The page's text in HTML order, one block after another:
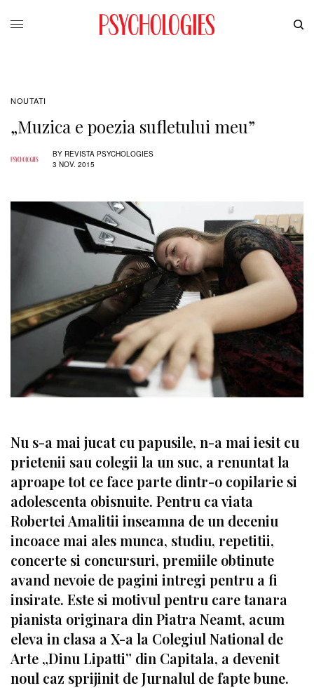
NOUTATI
„Muzica e poezia sufletului meu”
BY REVISTA PSYCHOLOGIES
3 NOV. 2015
Nu s-a mai jucat cu papusile, n-a mai iesit cu
prietenii sau colegii la un suc, a renuntat la
aproape tot ce face parte dintr-o copilarie si
adolescenta obisnuite. Pentru ca viata
Robertei Amalitii inseamna de un deceniu
incoace mai ales munca, studiu, repetitii,
concerte si concursuri, premiile obtinute
avand nevoie de pagini intregi pentru a fi
insirate. Este si motivul pentru care tanara
pianista originara din Piatra Neamt, acum
eleva in clasa a X-a la Colegiul National de
Arte „Dinu Lipatti” din Capitala, a devenit
noul caz sprijinit de Jurnalul de fapte bune.